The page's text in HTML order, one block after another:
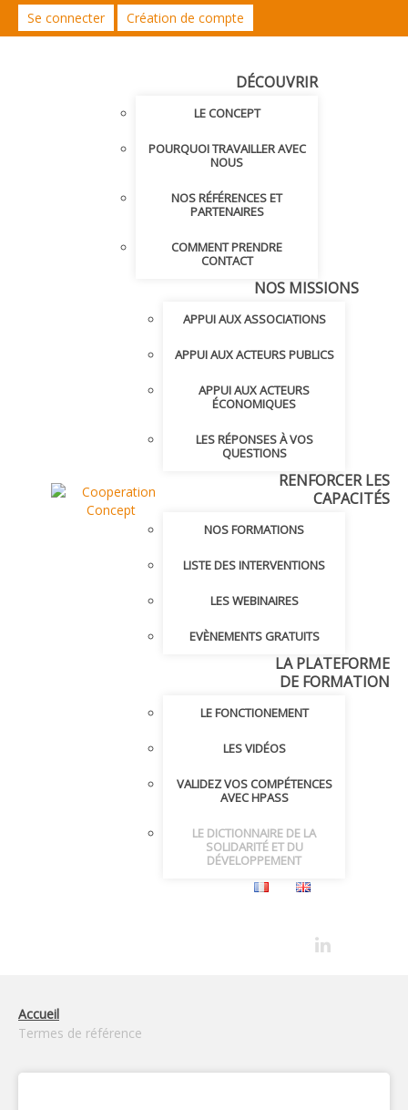
Se connecter Création de compte
DÉCOUVRIR
LE CONCEPT
POURQUOI TRAVAILLER AVEC
NOUS
NOS RÉFÉRENCES ET
PARTENAIRES
COMMENT PRENDRE
CONTACT
NOS MISSIONS
APPUI AUX ASSOCIATIONS
APPUI AUX ACTEURS PUBLICS
APPUI AUX ACTEURS
ÉCONOMIQUES
LES RÉPONSES À VOS
QUESTIONS
RENFORCER LES
CAPACITÉS
NOS FORMATIONS
LISTE DES INTERVENTIONS
LES WEBINAIRES
EVÈNEMENTS GRATUITS
LA PLATEFORME
DE FORMATION
LE FONCTIONEMENT
LES VIDÉOS
VALIDEZ VOS COMPÉTENCES
AVEC HPASS
LE DICTIONNAIRE DE LA
SOLIDARITÉ ET DU
DÉVELOPPEMENT
Accueil
Termes de référence